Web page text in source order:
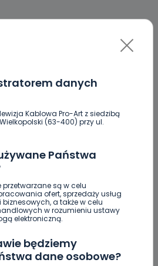
danych
Kablowa Pro-Art z siedzibą
(63-400) przy ul.
Państwa
są w celu
ofert, sprzedaży usług
a także w celu
w rozumieniu ustawy
elektroniczną.
będziemy
dane osobowe?
Widać że sensowna. Nareszcie
nie nadaje się na wójta.